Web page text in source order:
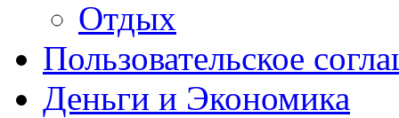
Отдых
Пользовательское
Деньги и Экономика